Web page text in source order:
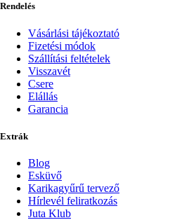
Rendelés
Vásárlási tájékoztató
Fizetési módok
Szállítási feltételek
Visszavét
Csere
Elállás
Garancia
Extrák
Blog
Esküvő
Karikagyűrű tervező
Hírlevél feliratkozás
Juta Klub